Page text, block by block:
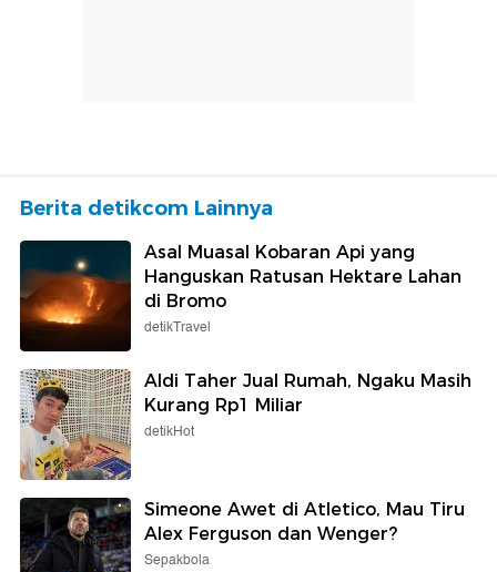
Berita detikcom Lainnya
Asal Muasal Kobaran Api yang
Hanguskan Ratusan Hektare Lahan
di Bromo
detikTravel
Aldi Taher Jual Rumah, Ngaku Masih
Kurang Rp1 Miliar
detikHot
Simeone Awet di Atletico, Mau Tiru
Alex Ferguson dan Wenger?
Sepakbola